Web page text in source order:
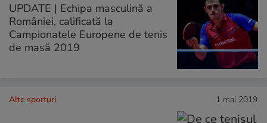
UPDATE | Echipa masculină a
României, calificată la
Campionatele Europene de tenis
de masă 2019
Alte sporturi 1 mai 2019